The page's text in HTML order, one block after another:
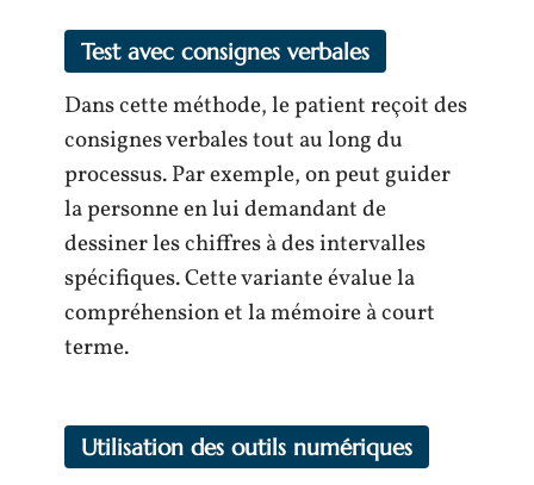
Test avec consignes verbales
Dans cette méthode, le patient reçoit des
consignes verbales tout au long du
processus. Par exemple, on peut guider
la personne en lui demandant de
dessiner les chiffres à des intervalles
spécifiques. Cette variante évalue la
compréhension et la mémoire à court
terme.
Utilisation des outils numériques